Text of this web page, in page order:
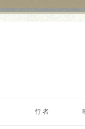
行 者